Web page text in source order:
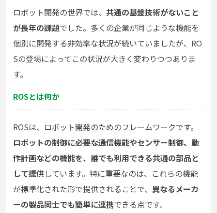
ロボット開発の世界では、 共通の基盤技術がないこと
が長年の課題でした。多くの企業が同じような機能を
個別に開発する非効率な状況が続いていましたが、RO
Sの登場によってこの状況が大きく変わりつつありま
す。
ROSとは何か
ROSは、ロボット開発のためのフレームワークです。
ロボットの制御に必要な通信機能やセンサー制御、動
作計画などの機能を、誰でも利用できる共通の部品と
して提供しています。特に重要なのは、これらの機能
が標準化された形で提供されることで、 異なるメーカ
ーの製品同士でも簡単に連携できる点です。